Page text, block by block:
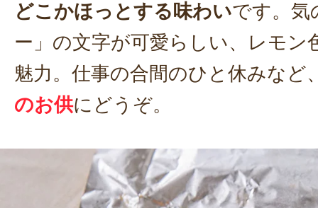
どこかほっとする味わいです。気
ー」の文字が可愛らしい、レモン
魅力。仕事の合間のひと休みなど
のお供にどうぞ。